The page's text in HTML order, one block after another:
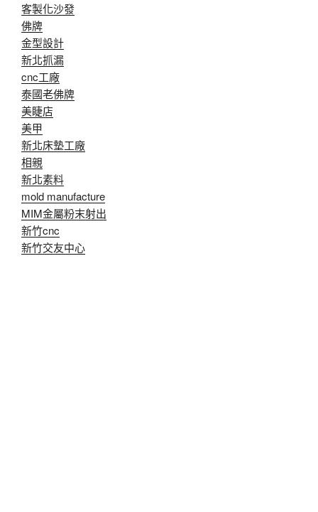
客製化沙發
佛牌
金型設計
新北抓漏
cnc工廠
泰國老佛牌
美睫店
美甲
新北床墊工廠
相親
新北素料
mold manufacture
MIM金屬粉末射出
新竹cnc
新竹交友中心